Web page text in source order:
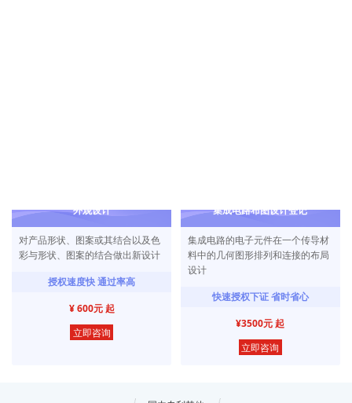
外观设计
对产品形状、图案或其结合以及色
彩与形状、图案的结合做出新设计
授权速度快 通过率高
¥ 600元 起
立即咨询
集成电路布图设计登记
集成电路的电子元件在一个传导材
料中的几何图形排列和连接的布局
设计
快速授权下证 省时省心
¥3500元 起
立即咨询